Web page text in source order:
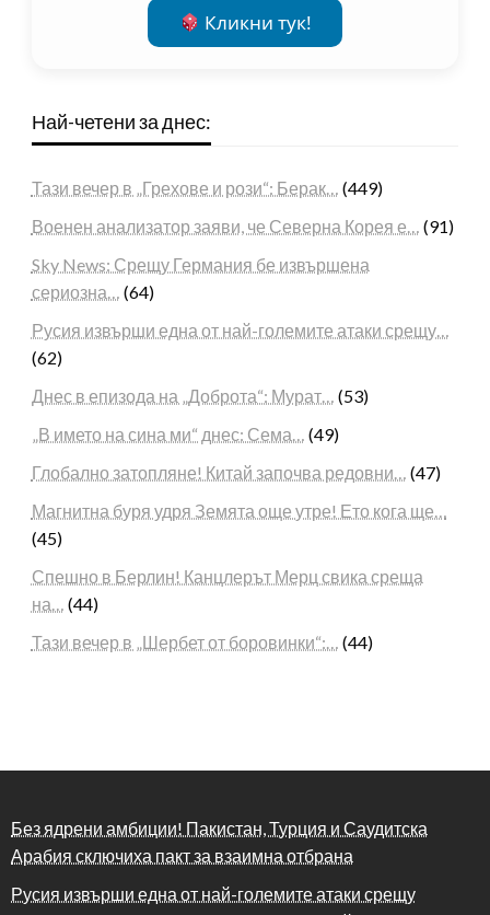
Кликни тук!
Най-четени за днес:
Тази вечер в „Грехове и рози“: Берак… (449)
Военен анализатор заяви, че Северна Корея е… (91)
Sky News: Срещу Германия бе извършена
сериозна… (64)
Русия извърши една от най-големите атаки срещу…
(62)
Днес в епизода на „Доброта“: Мурат… (53)
„В името на сина ми“ днес: Сема… (49)
Глобално затопляне! Китай започва редовни… (47)
Магнитна буря удря Земята още утре! Ето кога ще…
(45)
Спешно в Берлин! Канцлерът Мерц свика среща
на… (44)
Тази вечер в „Шербет от боровинки“:… (44)
Без ядрени амбиции! Пакистан, Турция и Саудитска
Арабия сключиха пакт за взаимна отбрана
Русия извърши една от най-големите атаки срещу